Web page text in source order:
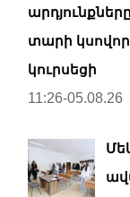
տարի
կուրսեցի
11:26-05.08.26